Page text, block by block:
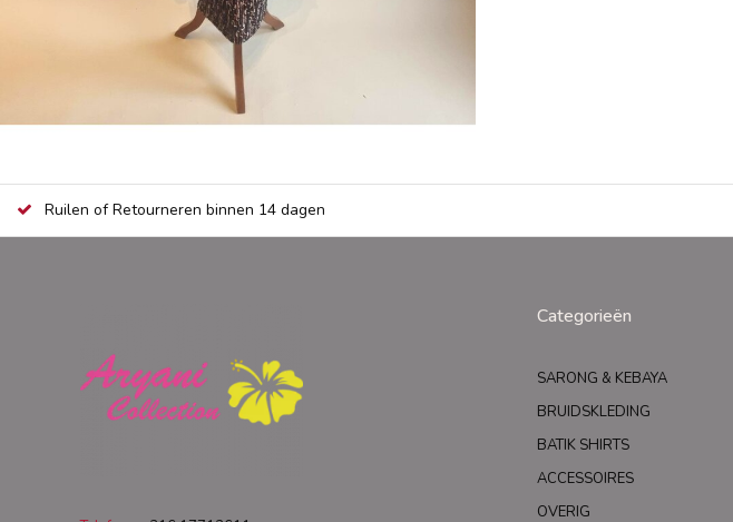
Ruilen of Retourneren binnen 14 dagen
Categorieën
SARONG & KEBAYA
BRUIDSKLEDING
BATIK SHIRTS
ACCESSOIRES
OVERIG